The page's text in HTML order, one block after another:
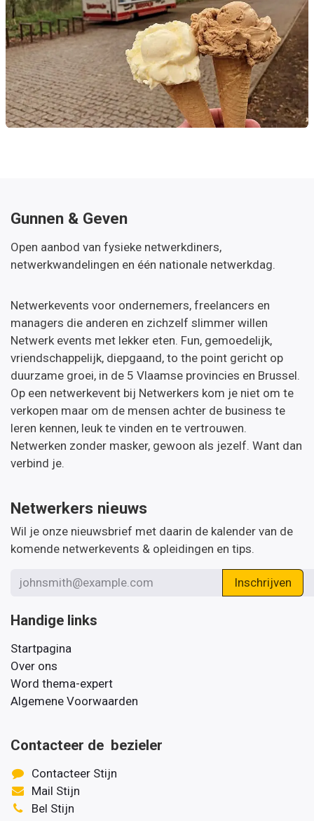
Gunnen & Geven
Open aanbod van fysieke netwerkdiners,
netwerkwandelingen en één nationale netwerkdag.
Netwerkevents voor ondernemers, freelancers en
managers die anderen en zichzelf slimmer willen
Netwerk events met lekker eten. Fun, gemoedelijk,
vriendschappelijk, diepgaand, to the point gericht op
duurzame groei, in de 5 Vlaamse provincies en Brussel.
Op een netwerkevent bij Netwerkers kom je niet om te
verkopen maar om de mensen achter de business te
leren kennen, leuk te vinden en te vertrouwen.
Netwerken zonder masker, gewoon als jezelf. Want dan
verbind je.
Netwerkers nieuws
Wil je onze nieuwsbrief met daarin de kalender van de
komende netwerkevents & opleidingen en tips.
Inschrijven
Handige links
Startpagina
Over ons
Word thema-expert
Algemene Voorwaarden
Contacteer de bezieler
Contacteer Stijn
Mail Stijn
Bel Stijn